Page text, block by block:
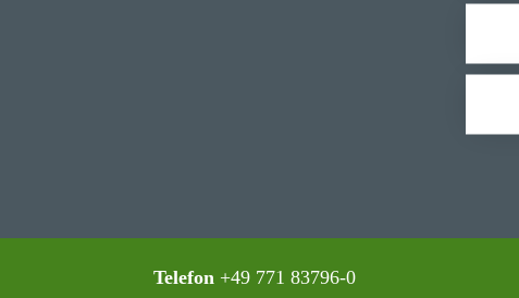
Telefon+49 771 83796-0‍